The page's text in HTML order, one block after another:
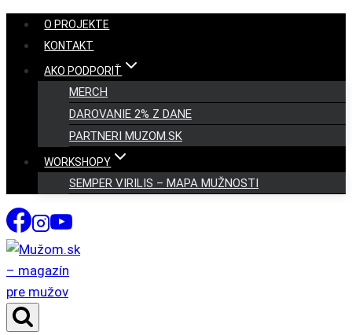
Skip
content
O PROJEKTE
KONTAKT
AKO PODPORIŤ
MERCH
DAROVANIE 2% Z DANE
PARTNERI MUZOM.SK
WORKSHOPY
SEMPER VIRILIS – MAPA MUŽNOSTI